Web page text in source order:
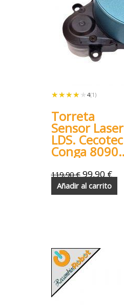
★★★★★
★★★★★ 4(1)
Torreta
Sensor Laser
LDS. Cecotec
Conga 8090
9090
119,90€ 99,90 €
Añadir al carrito